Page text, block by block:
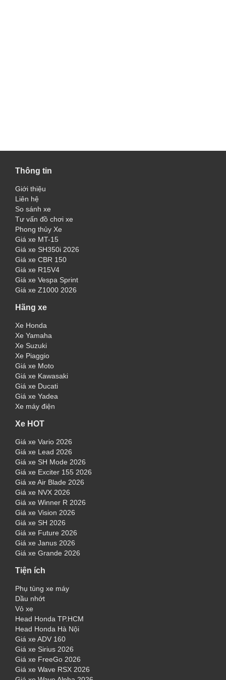
Thông tin
Giới thiệu
Liên hệ
So sánh xe
Tư vấn đồ chơi xe
Phong thủy Xe
Giá xe MT-15
Giá xe SH350i 2026
Giá xe CBR 150
Giá xe R15V4
Giá xe Vespa Sprint
Giá xe Z1000 2026
Hãng xe
Xe Honda
Xe Yamaha
Xe Suzuki
Xe Piaggio
Giá xe Moto
Giá xe Kawasaki
Giá xe Ducati
Giá xe Yadea
Xe máy điện
Xe HOT
Giá xe Vario 2026
Giá xe Lead 2026
Giá xe SH Mode 2026
Giá xe Exciter 155 2026
Giá xe Air Blade 2026
Giá xe NVX 2026
Giá xe Winner R 2026
Giá xe Vision 2026
Giá xe SH 2026
Giá xe Future 2026
Giá xe Janus 2026
Giá xe Grande 2026
Tiện ích
Phụ tùng xe máy
Dầu nhớt
Vỏ xe
Head Honda TP.HCM
Head Honda Hà Nội
Giá xe ADV 160
Giá xe Sirius 2026
Giá xe FreeGo 2026
Giá xe Wave RSX 2026